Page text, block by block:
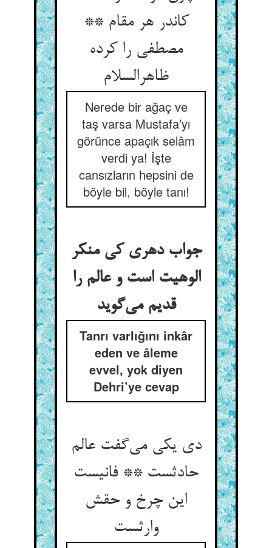
کاندر هر مقام **
مصطفی را کرده
ظاهرالسلام
Nerede bir ağaç ve
taş varsa Mustafa’yı
görünce apaçık selâm
verdi ya! İşte
cansızların hepsini de
böyle bil, böyle tanı!
جواب دهری کی منکر
الوهیت است و عالم را
قدیم می‌گوید
Tanrı varlığını inkâr
eden ve âleme
evvel, yok diyen
Dehri’ye cevap
دی یکی می‌گفت عالم
حادثست ** فانیست
این چرخ و حقش
وارثست